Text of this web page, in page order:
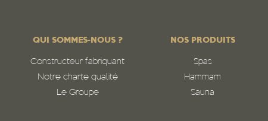
QUI SOMMES-NOUS ?
Constructeur fabriquant
Notre charte qualité
Le Groupe
NOS PRODUITS
Spas
Hammam
Sauna